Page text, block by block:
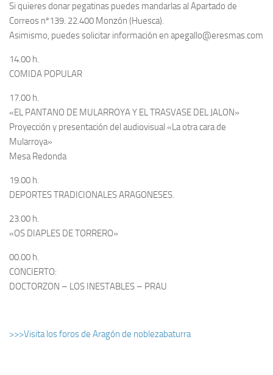
Si quieres donar pegatinas puedes mandarlas al Apartado de
Correos nº139. 22.400 Monzón (Huesca).
Asimismo, puedes solicitar información en apegallo@eresmas.com
14.00 h.
COMIDA POPULAR
17.00 h.
«EL PANTANO DE MULARROYA Y EL TRASVASE DEL JALON»
Proyección y presentación del audiovisual «La otra cara de
Mularroya»
Mesa Redonda
19.00 h.
DEPORTES TRADICIONALES ARAGONESES.
23.00 h.
«OS DIAPLES DE TORRERO»
00.00 h.
CONCIERTO:
DOCTORZON – LOS INESTABLES – PRAU
>>>Visita los foros de Aragón de noblezabaturra